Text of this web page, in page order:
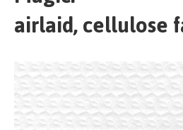
airlaid, cellulose